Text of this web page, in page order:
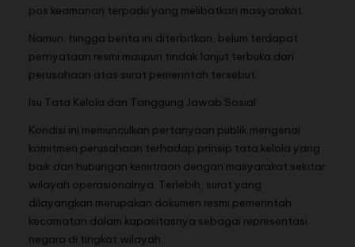
pos keamanan terpadu yang melibatkan masyarakat.
Namun, hingga berita ini diterbitkan, belum terdapat
pernyataan resmi maupun tindak lanjut terbuka dari
perusahaan atas surat pemerintah tersebut.
Isu Tata Kelola dan Tanggung Jawab Sosial
Kondisi ini memunculkan pertanyaan publik mengenai
komitmen perusahaan terhadap prinsip tata kelola yang
baik dan hubungan kemitraan dengan masyarakat sekitar
wilayah operasionalnya. Terlebih, surat yang
dilayangkan merupakan dokumen resmi pemerintah
kecamatan dalam kapasitasnya sebagai representasi
negara di tingkat wilayah.